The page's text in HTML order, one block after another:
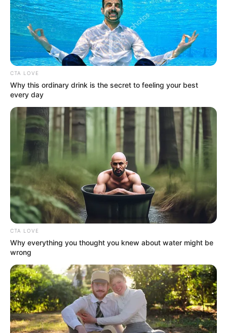
CTA LOVE
Why this ordinary drink is the secret to feeling your best
every day
CTA LOVE
Why everything you thought you knew about water might be
wrong